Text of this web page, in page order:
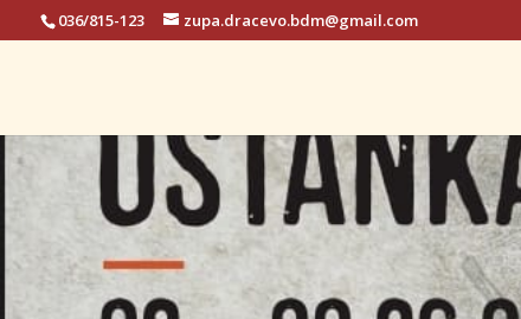
036/815-123 zupa.dracevo.bdm@gmail.com